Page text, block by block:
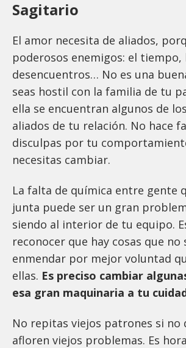
Sagitario
El amor necesita de aliados,
poderosos enemigos: el
desencuentros… No es una
seas hostil con la familia de tu
ella se encuentran algunos de
aliados de tu relación. No hace
disculpas por tu
necesitas cambiar.
La falta de química entre gente
junta puede ser un gran
siendo al interior de tu equipo.
reconocer que hay cosas que no
enmendar por mejor voluntad
ellas. Es preciso cambiar
esa gran maquinaria a tu
No repitas viejos patrones si no
afloren viejos problemas. Es